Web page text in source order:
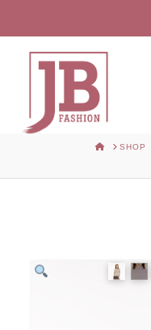
HOMESHOP